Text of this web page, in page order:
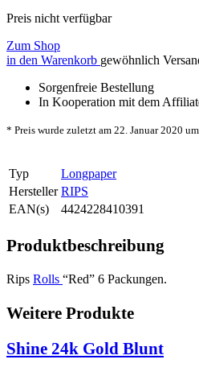
Preis nicht verfügbar
Zum Shop
in den Warenkorb gewöhnlich
Sorgenfreie Bestellung
In Kooperation mit dem
* Preis wurde zuletzt am 22. Januar 2020
Typ
Longpaper
Hersteller RIPS
EAN(s)
4424228410391
Produktbeschreibung
Rips Rolls “Red” 6 Packungen.
Weitere Produkte
Shine 24k Gold Blunt